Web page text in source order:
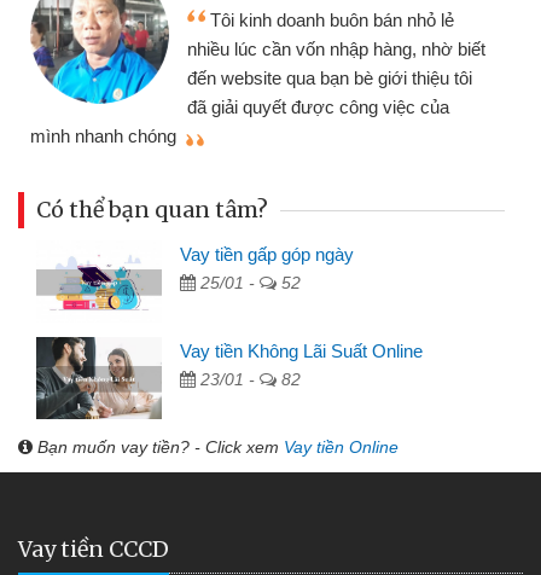
Tôi kinh doanh buôn bán nhỏ lẻ
nhiều lúc cần vốn nhập hàng, nhờ biết
đến website qua bạn bè giới thiệu tôi
đã giải quyết được công việc của
mình nhanh chóng
Có thể bạn quan tâm?
Vay tiền gấp góp ngày
25/01 - 52
Vay tiền Không Lãi Suất Online
23/01 - 82
Bạn muốn vay tiền? - Click xem Vay tiền Online
Vay tiền CCCD